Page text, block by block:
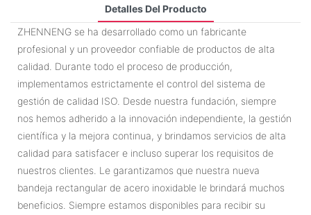
Detalles Del Producto
ZHENNENG se ha desarrollado como un fabricante
profesional y un proveedor confiable de productos de alta
calidad. Durante todo el proceso de producción,
implementamos estrictamente el control del sistema de
gestión de calidad ISO. Desde nuestra fundación, siempre
nos hemos adherido a la innovación independiente, la gestión
científica y la mejora continua, y brindamos servicios de alta
calidad para satisfacer e incluso superar los requisitos de
nuestros clientes. Le garantizamos que nuestra nueva
bandeja rectangular de acero inoxidable le brindará muchos
beneficios. Siempre estamos disponibles para recibir su